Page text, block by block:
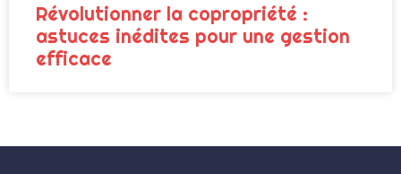
Révolutionner la copropriété :
astuces inédites pour une gestion
efficace